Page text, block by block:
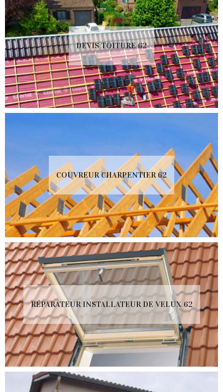
DEVIS TOITURE 62
COUVREUR CHARPENTIER 62
RÉPARATEUR INSTALLATEUR DE VELUX 62